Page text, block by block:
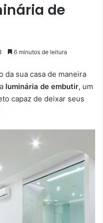
de
6 minutos de leitura
da sua casa de maneira
luminária de embutir, um
capaz de deixar seus